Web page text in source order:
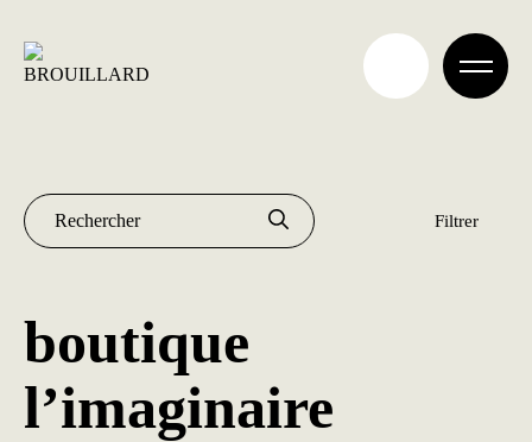
contenu
boutique
l’imaginaire
Rechercher : Archives